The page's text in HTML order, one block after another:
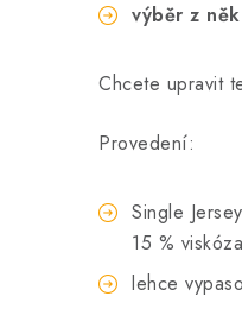
výběr z
Chcete upravit
Provedení:
Single
15 %
lehce